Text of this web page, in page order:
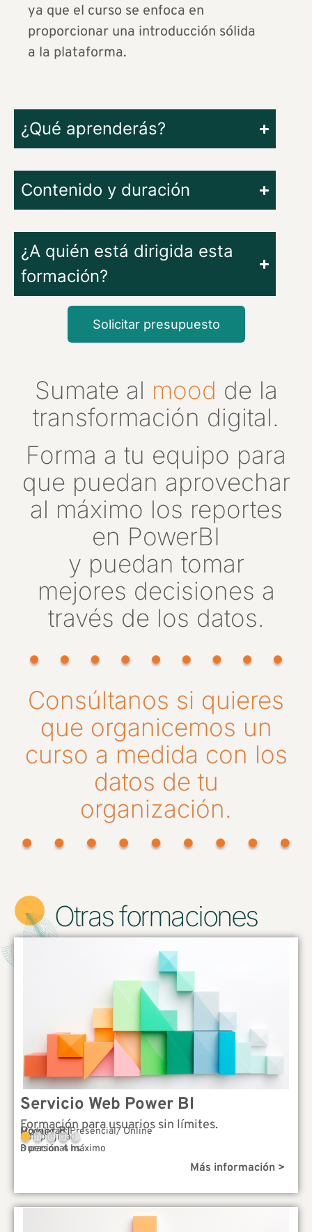
ya que el curso se enfoca en
proporcionar una introducción sólida
a la plataforma.
¿Qué aprenderás?
Contenido y duración
¿A quién está dirigida esta
formación?
Solicitar presupuesto
Sumate al mood de la
transformación digital.
Forma a tu equipo para
que puedan aprovechar
al máximo los reportes
en PowerBI
y puedan tomar
mejores decisiones a
través de los datos.
Consúltanos si quieres
que organicemos un
curso a medida con los
datos de tu
organización.
Otras formaciones
Servicio Web Power BI
Formación para usuarios sin límites.
Power BI
Modalidad: Presencial/ Online
Complejidad
Duración 4 hs.
8 personas máximo
Más información >